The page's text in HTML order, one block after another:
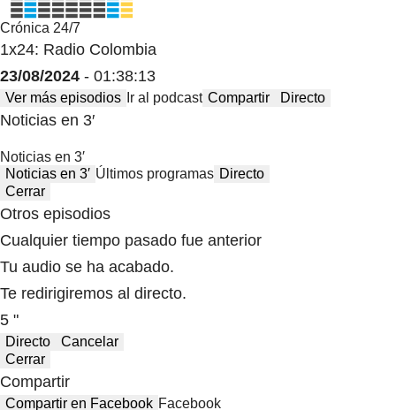
Crónica 24/7
1x24: Radio Colombia
23/08/2024 - 01:38:13
Ver más episodios Ir al podcast Compartir Directo
Noticias en 3′
Noticias en 3′
Noticias en 3′ Últimos programas Directo
Cerrar
Otros episodios
Cualquier tiempo pasado fue anterior
Tu audio se ha acabado.
Te redirigiremos al directo.
5 "
Directo
Cancelar
Cerrar
Compartir
Compartir en Facebook Facebook